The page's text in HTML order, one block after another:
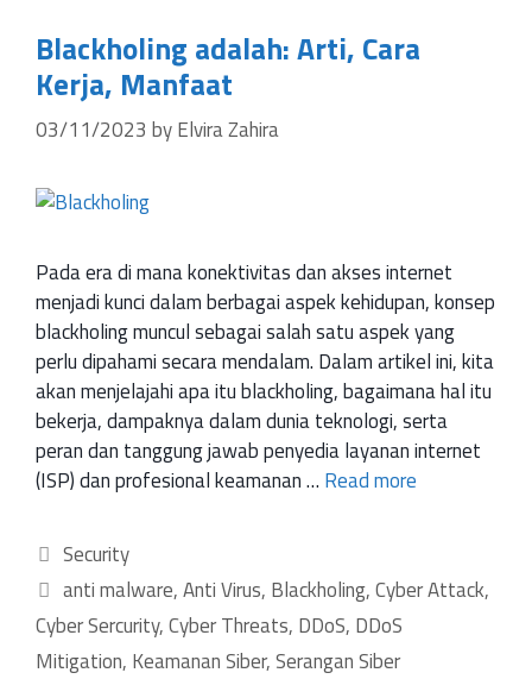
Blackholing adalah: Arti, Cara
Kerja, Manfaat
03/11/2023 byElvira Zahira
Pada era di mana konektivitas dan akses internet
menjadi kunci dalam berbagai aspek kehidupan, konsep
blackholing muncul sebagai salah satu aspek yang
perlu dipahami secara mendalam. Dalam artikel ini, kita
akan menjelajahi apa itu blackholing, bagaimana hal itu
bekerja, dampaknya dalam dunia teknologi, serta
peran dan tanggung jawab penyedia layanan internet
(ISP) dan profesional keamanan … Read more
Security
anti malware,Anti Virus, Blackholing,Cyber Attack,
Cyber Sercurity,Cyber Threats, DDoS, DDoS
Mitigation, Keamanan Siber,Serangan Siber